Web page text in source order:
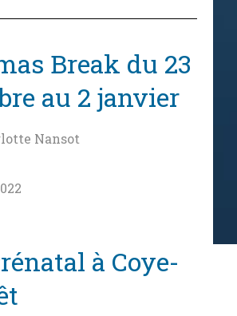
Break du 23
au 2 janvier
Nansot
à Coye-